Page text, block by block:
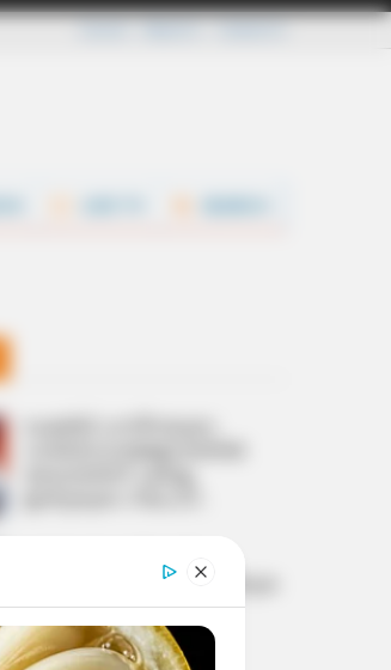
ഓണക്കാല തിരക്ക്:
കേരളത്തിലേക്ക് 112 പ്രത്യേക
ട്രെയിന്‍ സര്‍വീസുകള്‍